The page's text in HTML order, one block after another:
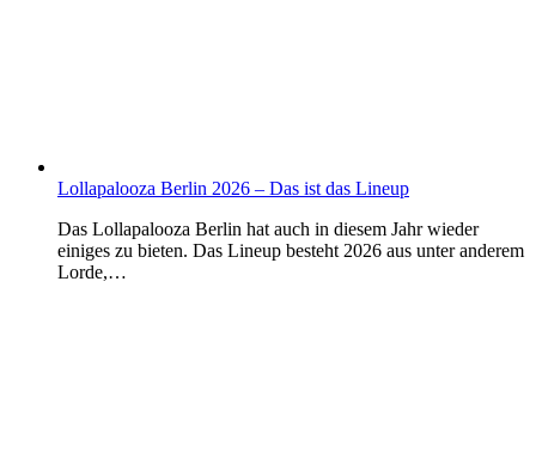
Lollapalooza Berlin 2026 – Das ist das Lineup
Das Lollapalooza Berlin hat auch in diesem Jahr wieder
einiges zu bieten. Das Lineup besteht 2026 aus unter anderem
Lorde,…